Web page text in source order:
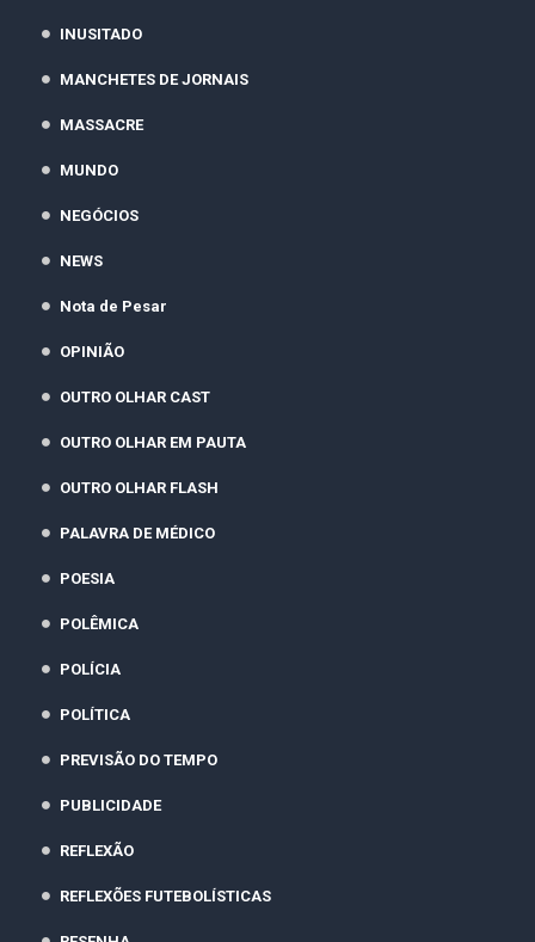
INUSITADO
MANCHETES DE JORNAIS
MASSACRE
MUNDO
NEGÓCIOS
NEWS
Nota de Pesar
OPINIÃO
OUTRO OLHAR CAST
OUTRO OLHAR EM PAUTA
OUTRO OLHAR FLASH
PALAVRA DE MÉDICO
POESIA
POLÊMICA
POLÍCIA
POLÍTICA
PREVISÃO DO TEMPO
PUBLICIDADE
REFLEXÃO
REFLEXÕES FUTEBOLÍSTICAS